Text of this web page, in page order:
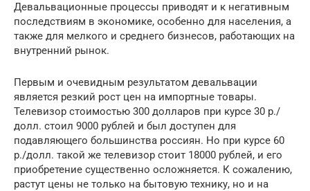
Девальвационные процессы приводят и к негативным
последствиям в экономике, особенно для населения, а
также для мелкого и среднего бизнесов, работающих на
внутренний рынок.
Первым и очевидным результатом девальвации
является резкий рост цен на импортные товары.
Телевизор стоимостью 300 долларов при курсе 30 р./
долл. стоил 9000 рублей и был доступен для
подавляющего большинства россиян. Но при курсе 60
р./долл. такой же телевизор стоит 18000 рублей, и его
приобретение существенно осложняется. К сожалению,
растут цены не только на бытовую технику, но и на